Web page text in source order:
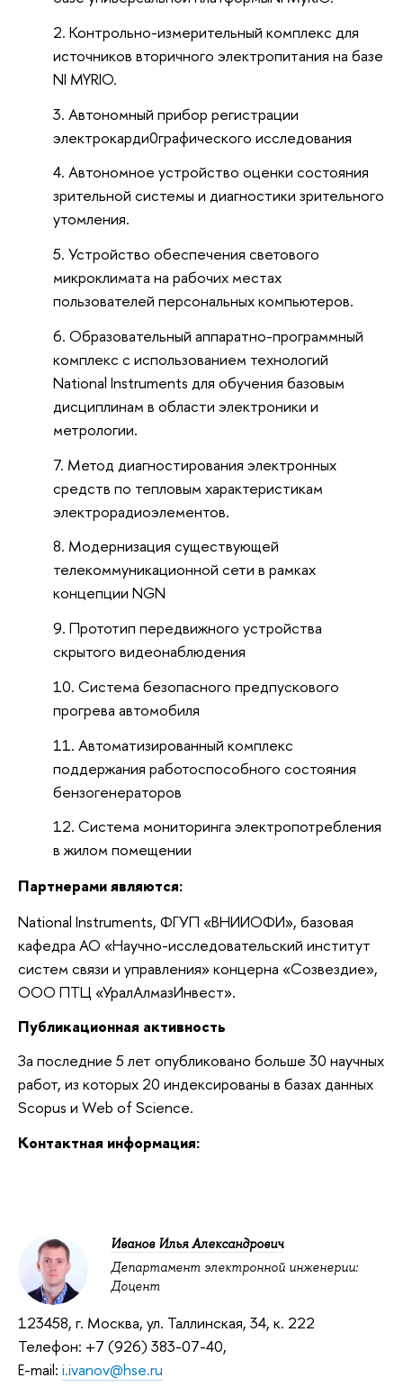
Контрольно-измерительный комплекс для
источников вторичного электропитания на базе
NI MYRIO.
Автономный прибор регистрации
электрокарди0графического исследования
Автономное устройство оценки состояния
зрительной системы и диагностики зрительного
утомления.
Устройство обеспечения светового
микроклимата на рабочих местах
пользователей персональных компьютеров.
Образовательный аппаратно-программный
комплекс с использованием технологий
National Instruments для обучения базовым
дисциплинам в области электроники и
метрологии.
Метод диагностирования электронных
средств по тепловым характеристикам
электрорадиоэлементов.
Модернизация существующей
телекоммуникационной сети в рамках
концепции NGN
Прототип передвижного устройства
скрытого видеонаблюдения
Система безопасного предпускового
прогрева автомобиля
Автоматизированный комплекс
поддержания работоспособного состояния
бензогенераторов
Система мониторинга электропотребления
в жилом помещении
Партнерами являются:
National Instruments, ФГУП «ВНИИОФИ», базовая
кафедра АО «Научно-исследовательский институт
систем связи и управления» концерна «Созвездие»,
ООО ПТЦ «УралАлмазИнвест».
Публикационная активность
За последние 5 лет опубликовано больше 30 научных
работ, из которых 20 индексированы в базах данных
Scopus и Web of Science.
Контактная информация:
Иванов Илья Александрович
Департамент электронной инженерии:
Доцент
123458, г. Москва, ул. Таллинская, 34, к. 222
Телефон: +7 (926) 383-07-40,
E-mail: i.ivanov@hse.ru